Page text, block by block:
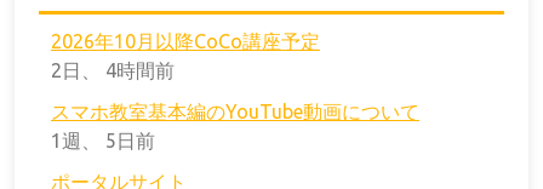
2026年10月以降CoCo講座予定
2日、 4時間前
スマホ教室基本編のYouTube動画について
1週、 5日前
ポータルサイト